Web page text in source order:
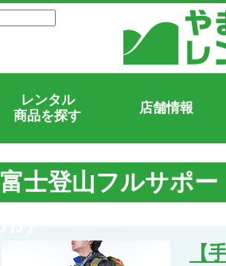
レンタル
商品を探す
店舗情報
富士登山フルサポ
【